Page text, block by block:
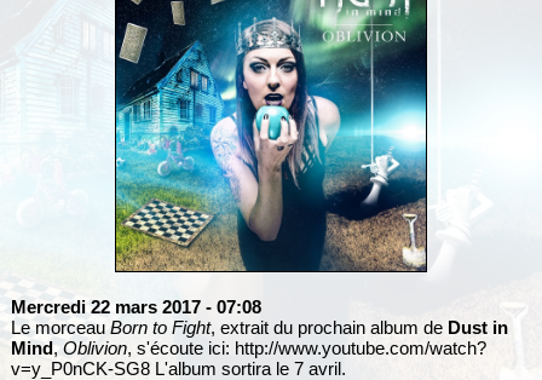
Mercredi 22 mars 2017 - 07:08
Le morceau Born to Fight, extrait du prochain album de Dust in
Mind, Oblivion, s'écoute ici: http://www.youtube.com/watch?
v=y_P0nCK-SG8L'album sortira le 7 avril.